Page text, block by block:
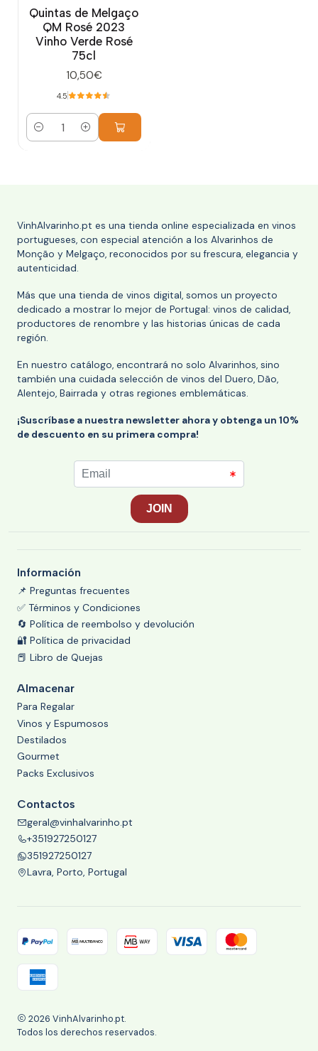
Quintas de Melgaço
QM Rosé 2023
Vinho Verde Rosé
75cl
10,50€
4.5
Cantidad
VinhAlvarinho.pt es una tienda online especializada en vinos
portugueses, con especial atención a los Alvarinhos de
Monção y Melgaço, reconocidos por su frescura, elegancia y
autenticidad.
Más que una tienda de vinos digital, somos un proyecto
dedicado a mostrar lo mejor de Portugal: vinos de calidad,
productores de renombre y las historias únicas de cada
región.
En nuestro catálogo, encontrará no solo Alvarinhos, sino
también una cuidada selección de vinos del Duero, Dão,
Alentejo, Bairrada y otras regiones emblemáticas.
¡Suscríbase a nuestra newsletter ahora y obtenga un 10%
de descuento en su primera compra!
Información
📌 Preguntas frecuentes
✅ Términos y Condiciones
🔄 Política de reembolso y devolución
🔐 Política de privacidad
📕 Libro de Quejas
Almacenar
Para Regalar
Vinos y Espumosos
Destilados
Gourmet
Packs Exclusivos
Contactos
geral@vinhalvarinho.pt
+351927250127
351927250127
Lavra, Porto, Portugal
2026 VinhAlvarinho.pt.
Todos los derechos reservados.